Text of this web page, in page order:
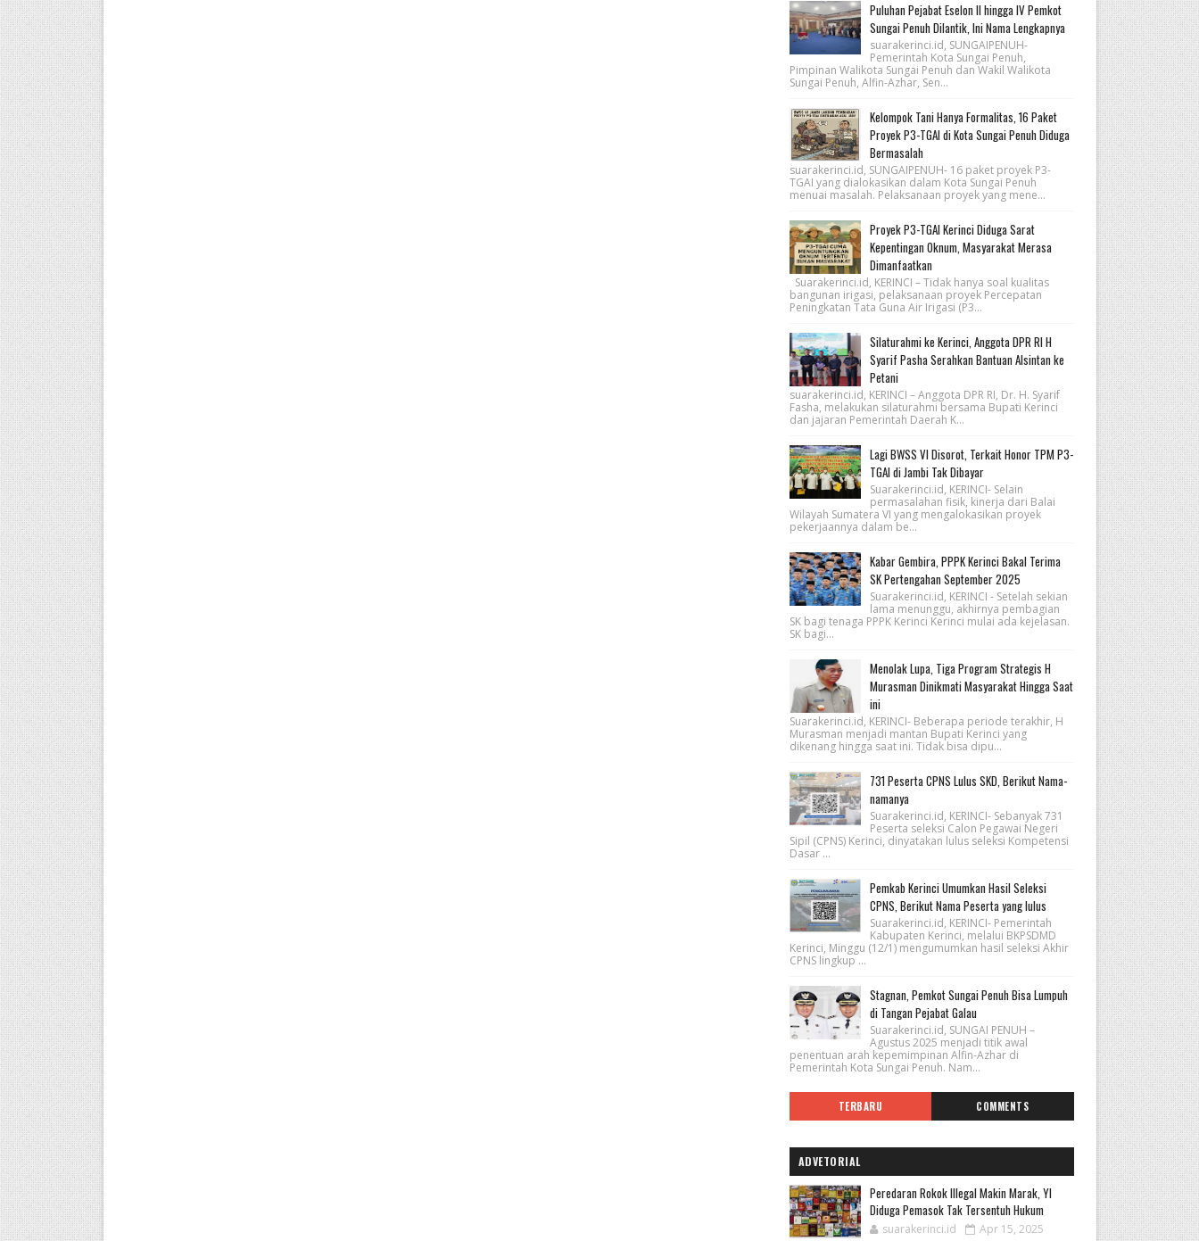
Puluhan Pejabat Eselon II hingga IV Pemkot
Sungai Penuh Dilantik, Ini Nama Lengkapnya
suarakerinci.id, SUNGAIPENUH-
Pemerintah Kota Sungai Penuh,
Pimpinan Walikota Sungai Penuh dan Wakil Walikota
Sungai Penuh, Alfin-Azhar, Sen...
Kelompok Tani Hanya Formalitas, 16 Paket
Proyek P3-TGAI di Kota Sungai Penuh Diduga
Bermasalah
suarakerinci.id, SUNGAIPENUH- 16 paket proyek P3-
TGAI yang dialokasikan dalam Kota Sungai Penuh
menuai masalah. Pelaksanaan proyek yang mene...
Proyek P3-TGAI Kerinci Diduga Sarat
Kepentingan Oknum, Masyarakat Merasa
Dimanfaatkan
Suarakerinci.id, KERINCI – Tidak hanya soal kualitas
bangunan irigasi, pelaksanaan proyek Percepatan
Peningkatan Tata Guna Air Irigasi (P3...
Silaturahmi ke Kerinci, Anggota DPR RI H
Syarif Pasha Serahkan Bantuan Alsintan ke
Petani
suarakerinci.id, KERINCI – Anggota DPR RI, Dr. H. Syarif
Fasha, melakukan silaturahmi bersama Bupati Kerinci
dan jajaran Pemerintah Daerah K...
Lagi BWSS VI Disorot, Terkait Honor TPM P3-
TGAI di Jambi Tak Dibayar
Suarakerinci.id, KERINCI- Selain
permasalahan fisik, kinerja dari Balai
Wilayah Sumatera VI yang mengalokasikan proyek
pekerjaannya dalam be...
Kabar Gembira, PPPK Kerinci Bakal Terima
SK Pertengahan September 2025
Suarakerinci.id, KERINCI - Setelah sekian
lama menunggu, akhirnya pembagian
SK bagi tenaga PPPK Kerinci Kerinci mulai ada kejelasan.
SK bagi...
Menolak Lupa, Tiga Program Strategis H
Murasman Dinikmati Masyarakat Hingga Saat
ini
Suarakerinci.id, KERINCI- Beberapa periode terakhir, H
Murasman menjadi mantan Bupati Kerinci yang
dikenang hingga saat ini. Tidak bisa dipu...
731 Peserta CPNS Lulus SKD, Berikut Nama-
namanya
Suarakerinci.id, KERINCI- Sebanyak 731
Peserta seleksi Calon Pegawai Negeri
Sipil (CPNS) Kerinci, dinyatakan lulus seleksi Kompetensi
Dasar ...
Pemkab Kerinci Umumkan Hasil Seleksi
CPNS, Berikut Nama Peserta yang lulus
Suarakerinci.id, KERINCI- Pemerintah
Kabupaten Kerinci, melalui BKPSDMD
Kerinci, Minggu (12/1) mengumumkan hasil seleksi Akhir
CPNS lingkup ...
Stagnan, Pemkot Sungai Penuh Bisa Lumpuh
di Tangan Pejabat Galau
Suarakerinci.id, SUNGAI PENUH –
Agustus 2025 menjadi titik awal
penentuan arah kepemimpinan Alfin-Azhar di
Pemerintah Kota Sungai Penuh. Nam...
TERBARU COMMENTS
ADVETORIAL
Peredaran Rokok Illegal Makin Marak, YI
Diduga Pemasok Tak Tersentuh Hukum
suarakerinci.id Apr 15, 2025